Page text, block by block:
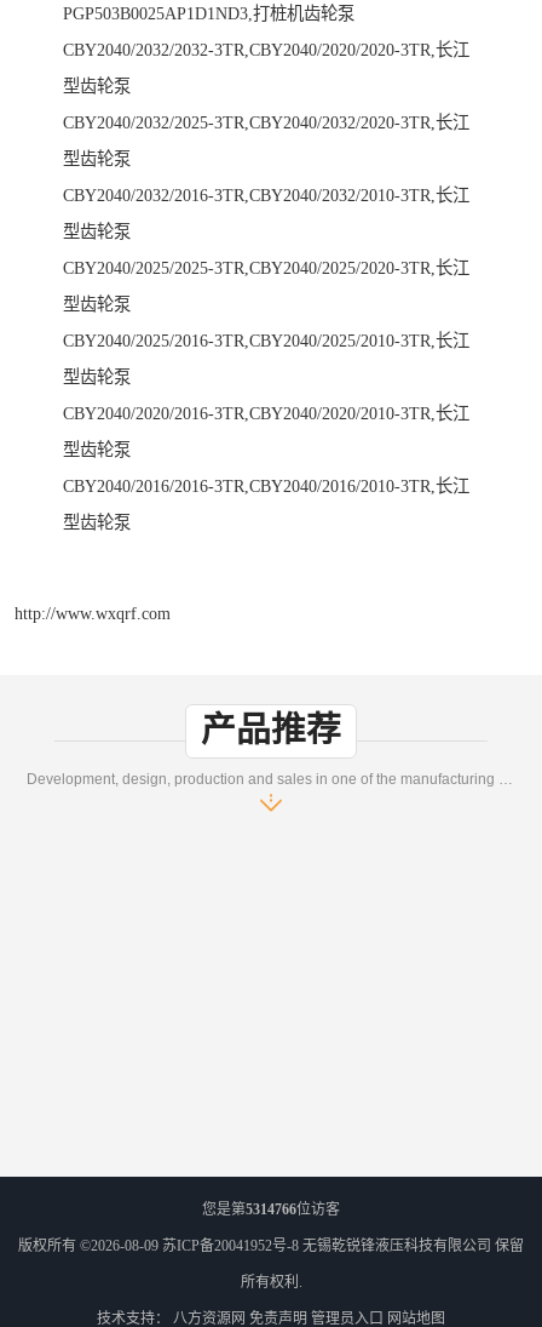
PGP503B0025AP1D1ND3,打桩机齿轮泵
CBY2040/2032/2032-3TR,CBY2040/2020/2020-3TR,长江
型齿轮泵
CBY2040/2032/2025-3TR,CBY2040/2032/2020-3TR,长江
型齿轮泵
CBY2040/2032/2016-3TR,CBY2040/2032/2010-3TR,长江
型齿轮泵
CBY2040/2025/2025-3TR,CBY2040/2025/2020-3TR,长江
型齿轮泵
CBY2040/2025/2016-3TR,CBY2040/2025/2010-3TR,长江
型齿轮泵
CBY2040/2020/2016-3TR,CBY2040/2020/2010-3TR,长江
型齿轮泵
CBY2040/2016/2016-3TR,CBY2040/2016/2010-3TR,长江
型齿轮泵
http://www.wxqrf.com
产品推荐
Development, design, production and sales in one of the manufacturing enterprises
您是第5314766位访客
版权所有 ©2026-08-09 苏ICP备20041952号-8 无锡乾锐锋液压科技有限公司 保留
所有权利.
技术支持： 八方资源网 免责声明 管理员入口 网站地图